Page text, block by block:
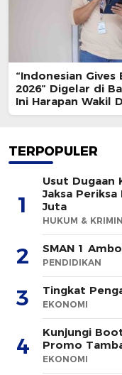
“Indonesian Gives
2026” Digelar di
Ini Harapan Wakil
Unpatti
TERPOPULER
1
Usut Dugaan
Jaksa
Juta
HUKUM &
2 SMAN 1
PENDIDIKAN
3 Tingkat
EKONOMI
4
Kunjungi
Promo
EKONOMI